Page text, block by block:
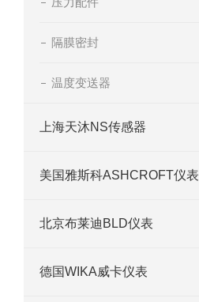
隔膜密封
温度变送器
上海天沐NS传感器
美国雅斯科ASHCROFT仪表
北京布莱迪BLD仪表
德国WIKA威卡仪表